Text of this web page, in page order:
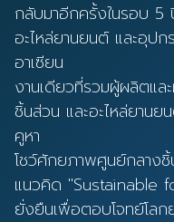
กลับมาอีกครั้งในรอบ
อะไหล่ยานยนต์ และอุ
อาเซียน
งานเดียวที่รวมผู้ผลิตแล
ชิ้นส่วน และอะไหล่ยาน
คูหา
โชว์ศักยภาพศูนย์กลาง
แนวคิด "Sustainable
ยั่งยืนเพื่อตอบโจทย์โลก